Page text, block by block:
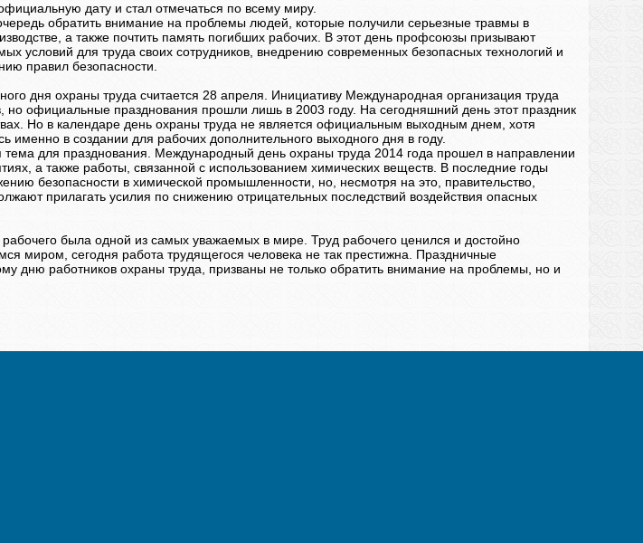
дату и стал отмечаться по всему миру.
обратить внимание на проблемы людей, которые получили серьезные травмы в
а также почтить память погибших рабочих. В этот день профсоюзы призывают
условий для труда своих сотрудников, внедрению современных безопасных технологий и
правил безопасности.
дня охраны труда считается 28 апреля. Инициативу Международная организация труда
но официальные празднования прошли лишь в 2003 году. На сегодняшний день этот праздник
Но в календаре день охраны труда не является официальным выходным днем, хотя
именно в создании для рабочих дополнительного выходного дня в году.
для празднования. Международный день охраны труда 2014 года прошел в направлении
а также работы, связанной с использованием химических веществ. В последние годы
безопасности в химической промышленности, но, несмотря на это, правительство,
прилагать усилия по снижению отрицательных последствий воздействия опасных
была одной из самых уважаемых в мире. Труд рабочего ценился и достойно
миром, сегодня работа трудящегося человека не так престижна. Праздничные
дню работников охраны труда, призваны не только обратить внимание на проблемы, но и